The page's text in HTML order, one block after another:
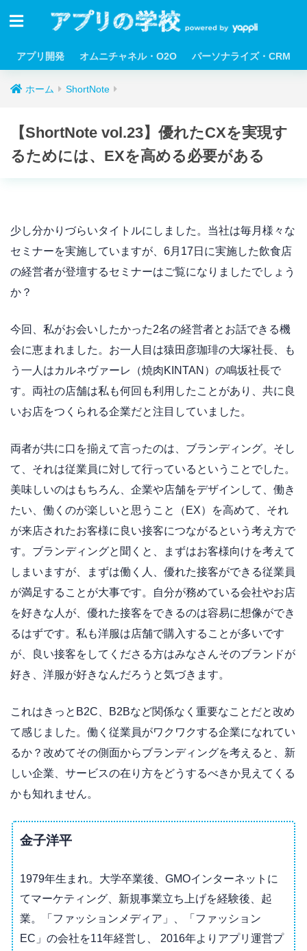
アプリ開発 オムニチャネル・O2O パーソナライズ・CRM
ホーム ShortNote
【ShortNote vol.23】優れたCXを実現す
るためには、EXを高める必要がある
少し分かりづらいタイトルにしました。当社は毎月様々な
セミナーを実施していますが、6月17日に実施した飲食店
の経営者が登壇するセミナーはご覧になりましたでしょう
か？
今回、私がお会いしたかった2名の経営者とお話できる機
会に恵まれました。お一人目は猿田彦珈琲の大塚社長、も
う一人はカルネヴァーレ（焼肉KINTAN）の鳴坂社長で
す。両社の店舗は私も何回も利用したことがあり、共に良
いお店をつくられる企業だと注目していました。
両者が共に口を揃えて言ったのは、ブランディング。そし
て、それは従業員に対して行っているということでした。
美味しいのはもちろん、企業や店舗をデザインして、働き
たい、働くのが楽しいと思うこと（EX）を高めて、それ
が来店されたお客様に良い接客につながるという考え方で
す。ブランディングと聞くと、まずはお客様向けを考えて
しまいますが、まずは働く人、優れた接客ができる従業員
が満足することが大事です。自分が務めている会社やお店
を好きな人が、優れた接客をできるのは容易に想像ができ
るはずです。私も洋服は店舗で購入することが多いです
が、良い接客をしてくださる方はみなさんそのブランドが
好き、洋服が好きなんだろうと気づきます。
これはきっとB2C、B2Bなど関係なく重要なことだと改め
て感じました。働く従業員がワクワクする企業になれてい
るか？改めてその側面からブランディングを考えると、新
しい企業、サービスの在り方をどうするべきか見えてくる
かも知れません。
金子洋平
1979年生まれ。大学卒業後、GMOインターネットに
てマーケティング、新規事業立ち上げを経験後、起
業。「ファッションメディア」、「ファッション
EC」の会社を11年経営し、 2016年よりアプリ運営プ